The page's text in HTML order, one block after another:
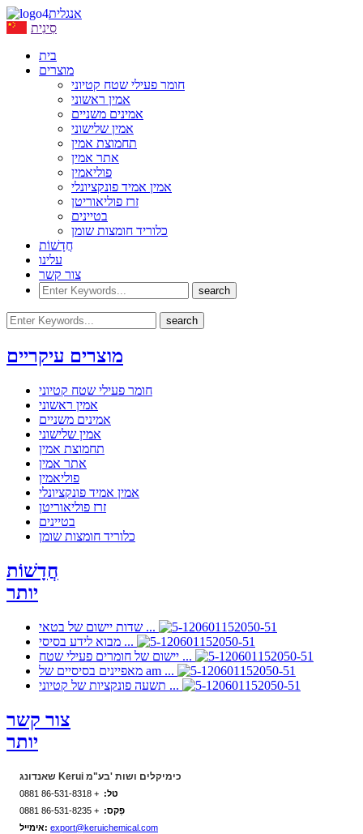
אנגלית
סִינִית
בית
מוצרים
חומר פעילי שטח קטיוני
אמין ראשוני
אמינים משניים
אמין שלישוני
תחמוצת אמין
אתר אמין
פוליאמין
אמין אמיד פונקציונלי
זרז פוליאוריטן
בטיינים
כלוריד חומצות שומן
חֲדָשׁוֹת
עלינו
צור קשר
מוצרים עיקריים
חומר פעילי שטח קטיוני
אמין ראשוני
אמינים משניים
אמין שלישוני
תחמוצת אמין
אתר אמין
פוליאמין
אמין אמיד פונקציונלי
זרז פוליאוריטן
בטיינים
כלוריד חומצות שומן
חֲדָשׁוֹת
יותר
שדות יישום של בטאי ...
מבוא לידע בסיסי ...
יישום של חומרים פעילי שטח ...
מאפיינים בסיסיים של am ...
תשעה פונקציות של קטיוני ...
צור קשר
יותר
שאנדונג Kerui כימיקלים ושות 'בע"מ
טל: + 86-531-8318 0881
פַקס: + 86-531-8235 0881
אימייל: export@keruichemical.com